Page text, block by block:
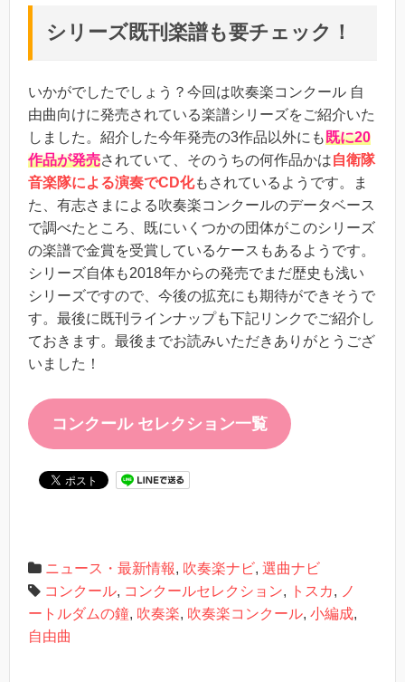
シリーズ既刊楽譜も要チェック！
いかがでしたでしょう？今回は吹奏楽コンクール 自
由曲向けに発売されている楽譜シリーズをご紹介いた
しました。紹介した今年発売の3作品以外にも既に20
作品が発売されていて、そのうちの何作品かは自衛隊
音楽隊による演奏でCD化もされているようです。ま
た、有志さまによる吹奏楽コンクールのデータベース
で調べたところ、既にいくつかの団体がこのシリーズ
の楽譜で金賞を受賞しているケースもあるようです。
シリーズ自体も2018年からの発売でまだ歴史も浅い
シリーズですので、今後の拡充にも期待ができそうで
す。最後に既刊ラインナップも下記リンクでご紹介し
ておきます。最後までお読みいただきありがとうござ
いました！
コンクール セレクション一覧
ニュース・最新情報, 吹奏楽ナビ, 選曲ナビ
コンクール, コンクールセレクション, トスカ, ノ
ートルダムの鐘, 吹奏楽, 吹奏楽コンクール, 小編成,
自由曲